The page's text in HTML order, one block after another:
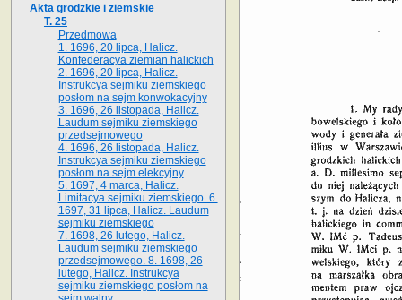
Akta grodzkie i ziemskie
T. 25
Przedmowa
1. 1696, 20 lipca, Halicz.
Konfederacya ziemian halickich
2. 1696, 20 lipca, Halicz.
Instrukcya sejmiku ziemskiego
posłom na sejm konwokacyjny
3. 1696, 26 listopada, Halicz.
Laudum sejmiku ziemskiego
przedsejmowego
4. 1696, 26 listopada, Halicz.
Instrukcya sejmiku ziemskiego
posłom na sejm elekcyjny
5. 1697, 4 marca, Halicz.
Limitacya sejmiku ziemskiego. 6.
1697, 31 lipca, Halicz. Laudum
sejmiku ziemskiego
7. 1698, 26 lutego, Halicz.
Laudum sejmiku ziemskiego
przedsejmowego. 8. 1698, 26
lutego, Halicz. Instrukcya
sejmiku ziemskiego posłom na